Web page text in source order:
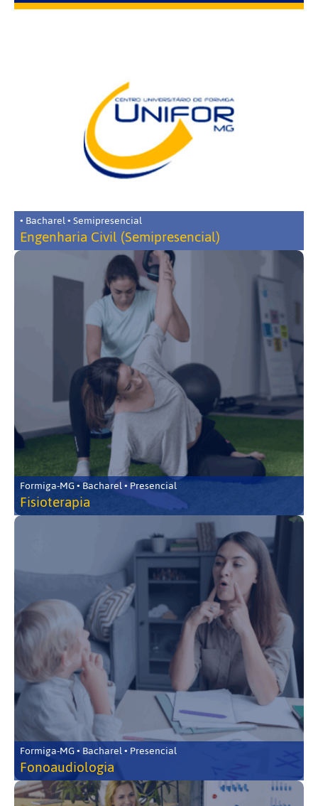
• Bacharel • Semipresencial
Engenharia Civil (Semipresencial)
Formiga-MG • Bacharel • Presencial
Fisioterapia
Formiga-MG • Bacharel • Presencial
Fonoaudiologia